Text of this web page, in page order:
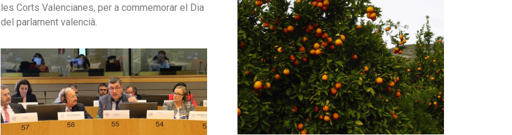
les Corts Valencianes, per a commemorar el Dia
del parlament valencià.